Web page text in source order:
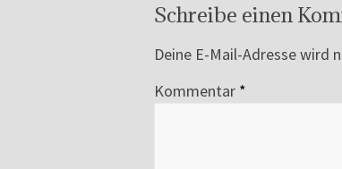
Schreibe einen
Deine E-Mail-Adresse wird
Kommentar *